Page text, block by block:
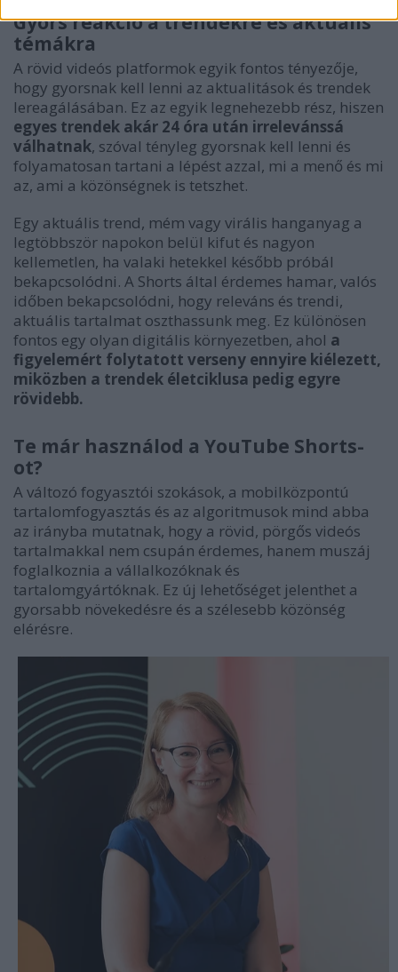
Gyors reakció a trendekre és aktuális
témákra
A rövid videós platformok egyik fontos tényezője,
hogy gyorsnak kell lenni az aktualitások és trendek
lereagálásában. Ez az egyik legnehezebb rész, hiszen
egyes trendek akár 24 óra után irrelevánssá
válhatnak, szóval tényleg gyorsnak kell lenni és
folyamatosan tartani a lépést azzal, mi a menő és mi
az, ami a közönségnek is tetszhet.
Egy aktuális trend, mém vagy virális hanganyag a
legtöbbször napokon belül kifut és nagyon
kellemetlen, ha valaki hetekkel később próbál
bekapcsolódni. A Shorts által érdemes hamar, valós
időben bekapcsolódni, hogy releváns és trendi,
aktuális tartalmat oszthassunk meg. Ez különösen
fontos egy olyan digitális környezetben, ahol a
figyelemért folytatott verseny ennyire kiélezett,
miközben a trendek életciklusa pedig egyre
rövidebb.
Te már használod a YouTube Shorts-
ot?
A változó fogyasztói szokások, a mobilközpontú
tartalomfogyasztás és az algoritmusok mind abba
az irányba mutatnak, hogy a rövid, pörgős videós
tartalmakkal nem csupán érdemes, hanem muszáj
foglalkoznia a vállalkozóknak és
tartalomgyártóknak. Ez új lehetőséget jelenthet a
gyorsabb növekedésre és a szélesebb közönség
elérésre.